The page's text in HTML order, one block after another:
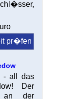
pr�fen
- all das
Der
an der